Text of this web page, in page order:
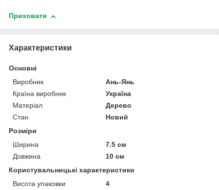
Приховати
Характеристики
Основні
Виробник
Ань-Янь
Країна виробник
Україна
Матеріал
Дерево
Стан
Новий
Розміри
Ширина
7.5 см
Довжина
10 см
Користувальницькі характеристики
Висота упаковки
4